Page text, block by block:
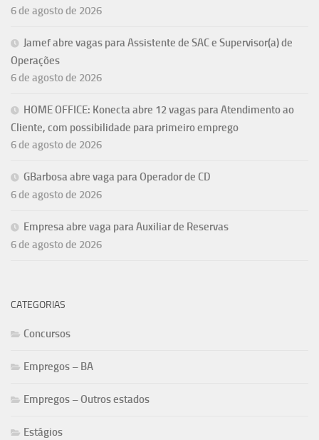
6 de agosto de 2026
Jamef abre vagas para Assistente de SAC e Supervisor(a) de
Operações
6 de agosto de 2026
HOME OFFICE: Konecta abre 12 vagas para Atendimento ao
Cliente, com possibilidade para primeiro emprego
6 de agosto de 2026
GBarbosa abre vaga para Operador de CD
6 de agosto de 2026
Empresa abre vaga para Auxiliar de Reservas
6 de agosto de 2026
CATEGORIAS
Concursos
Empregos – BA
Empregos – Outros estados
Estágios